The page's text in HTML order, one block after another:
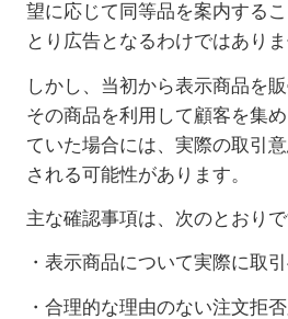
望に応じて同等品を案内する
とり広告となるわけではありま
しかし、当初から表示商品を
その商品を利用して顧客を集
ていた場合には、実際の取引
される可能性があります。
主な確認事項は、次のとおりで
・表示商品について実際に取
・合理的な理由のない注文拒